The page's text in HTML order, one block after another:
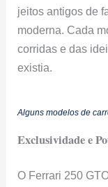
jeitos antigos de
moderna. Cada
corridas e das
existia.
Alguns modelos de
Exclusividade e
O Ferrari 250